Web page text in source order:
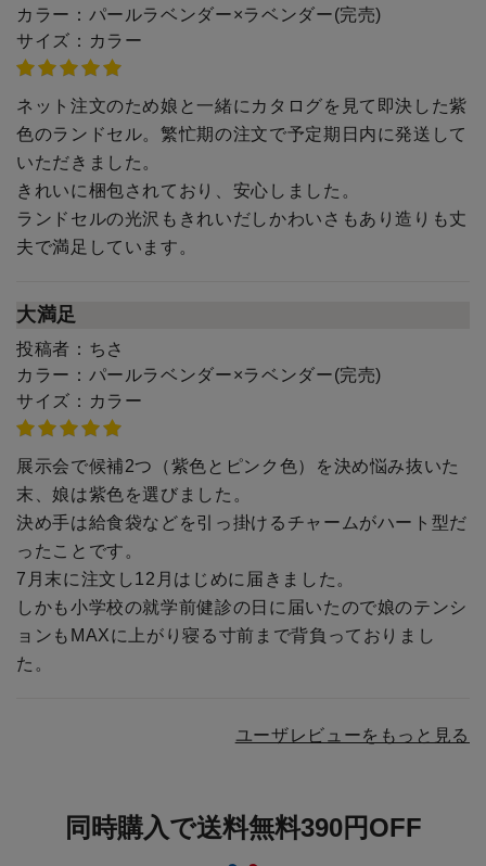
カラー： パールラベンダー×ラベンダー(完売)
サイズ： カラー
ネット注文のため娘と一緒にカタログを見て即決した紫
色のランドセル。繁忙期の注文で予定期日内に発送して
いただきました。
きれいに梱包されており、安心しました。
ランドセルの光沢もきれいだしかわいさもあり造りも丈
夫で満足しています。
大満足
投稿者： ちさ
カラー： パールラベンダー×ラベンダー(完売)
サイズ： カラー
展示会で候補2つ（紫色とピンク色）を決め悩み抜いた
末、娘は紫色を選びました。
決め手は給食袋などを引っ掛けるチャームがハート型だ
ったことです。
7月末に注文し12月はじめに届きました。
しかも小学校の就学前健診の日に届いたので娘のテンシ
ョンもMAXに上がり寝る寸前まで背負っておりまし
た。
ユーザレビューをもっと見る
同時購入で送料無料390円OFF